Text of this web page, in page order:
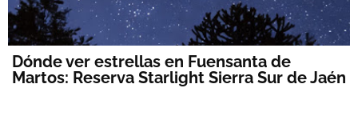
Dónde ver estrellas en Fuensanta de
Martos: Reserva Starlight Sierra Sur de Jaén